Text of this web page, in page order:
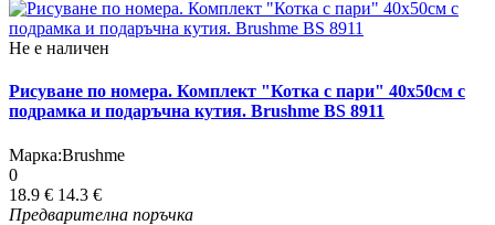
Не е наличен
Рисуване по номера. Комплект "Котка с пари" 40х50см с
подрамка и подаръчна кутия. Brushme BS 8911
Марка:Brushme
0
18.9 € 14.3 €
Предварителна поръчка